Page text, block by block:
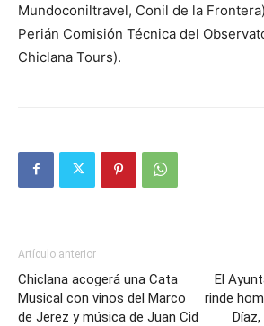
Mundoconiltravel, Conil de la
Perián Comisión Técnica del
Chiclana Tours).
Artículo anterior
Chiclana acogerá una Cata
Musical con vinos del Marco
de Jerez y música de Juan Cid
El
rinde